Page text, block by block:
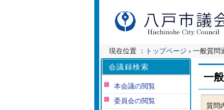
現在位置 ： トップページ › 一般質問
一
質問
会議録検索
本会議の閲覧
委員会の閲覧